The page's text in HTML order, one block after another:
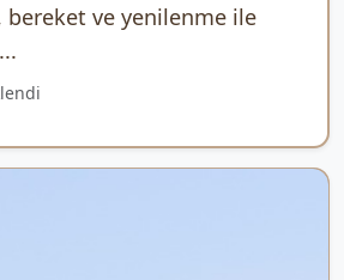
bereket ve yenilenme ile